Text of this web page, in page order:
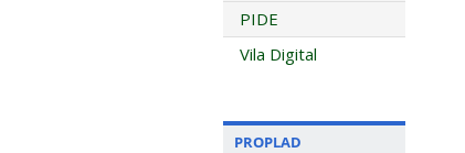
PIDE
Vila Digital
PROPLAD